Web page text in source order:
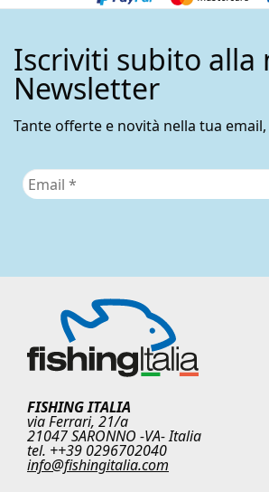
Iscriviti subito alla
Newsletter
Tante offerte e novità nella tua
FISHING ITALIA
via Ferrari, 21/a
21047 SARONNO -VA- Italia
tel. ++39 0296702040
info@fishingitalia.com